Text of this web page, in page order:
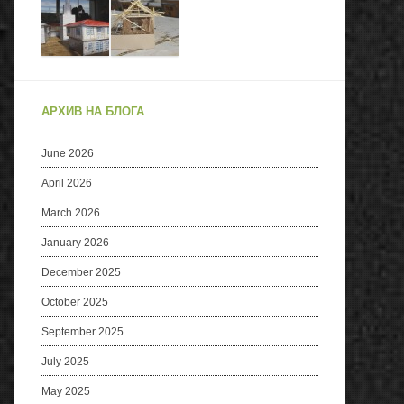
АРХИВ НА БЛОГА
June 2026
April 2026
March 2026
January 2026
December 2025
October 2025
September 2025
July 2025
May 2025